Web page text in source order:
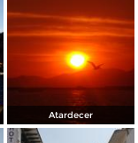
Atardecer